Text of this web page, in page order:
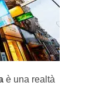
è una realtà